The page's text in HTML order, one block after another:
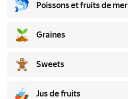
Poissons et fruits de mer
Graines
Sweets
Jus de fruits